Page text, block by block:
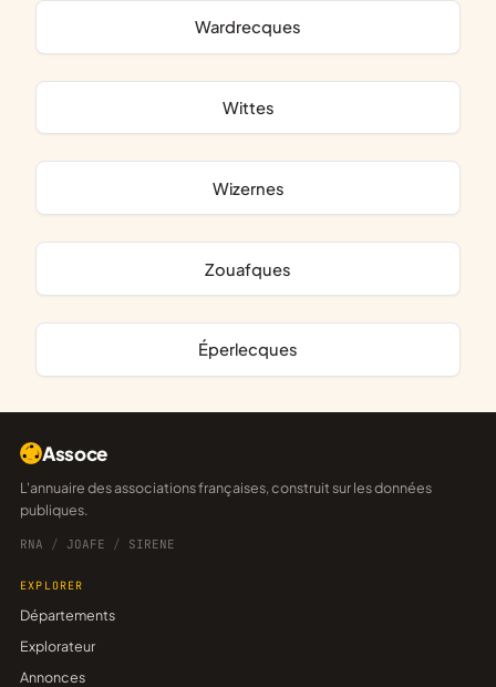
Wardrecques
Wittes
Wizernes
Zouafques
Éperlecques
Assoce
L'annuaire des associations françaises, construit sur les données
publiques.
RNA / JOAFE / SIRENE
EXPLORER
Départements
Explorateur
Annonces